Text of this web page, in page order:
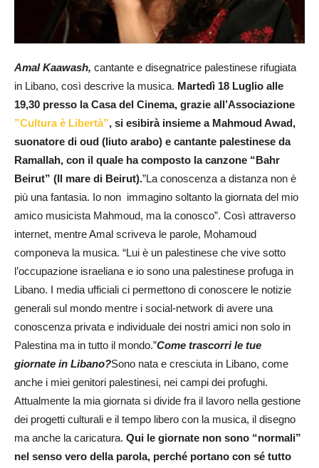
Amal Kaawash, cantante e disegnatrice palestinese rifugiata
in Libano, così descrive la musica. Martedì 18 Luglio alle
19,30 presso la Casa del Cinema, grazie all’Associazione
”Cultura è Libertà”, si esibirà insieme a Mahmoud Awad,
suonatore di oud (liuto arabo) e cantante palestinese da
Ramallah, con il quale ha composto la canzone “Bahr
Beirut” (Il mare di Beirut).”La conoscenza a distanza non è
più una fantasia. Io non immagino soltanto la giornata del mio
amico musicista Mahmoud, ma la conosco”. Così attraverso
internet, mentre Amal scriveva le parole, Mohamoud
componeva la musica. “Lui è un palestinese che vive sotto
l’occupazione israeliana e io sono una palestinese profuga in
Libano. I media ufficiali ci permettono di conoscere le notizie
generali sul mondo mentre i social-network di avere una
conoscenza privata e individuale dei nostri amici non solo in
Palestina ma in tutto il mondo.”Come trascorri le tue
giornate in Libano?Sono nata e cresciuta in Libano, come
anche i miei genitori palestinesi, nei campi dei profughi.
Attualmente la mia giornata si divide fra il lavoro nella gestione
dei progetti culturali e il tempo libero con la musica, il disegno
ma anche la caricatura. Qui le giornate non sono “normali”
nel senso vero della parola, perché portano con sé tutto